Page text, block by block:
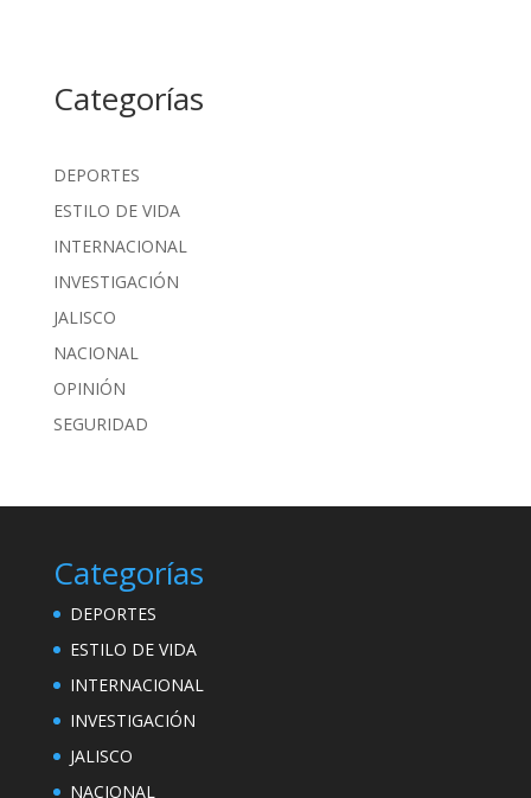
Categorías
DEPORTES
ESTILO DE VIDA
INTERNACIONAL
INVESTIGACIÓN
JALISCO
NACIONAL
OPINIÓN
SEGURIDAD
Categorías
DEPORTES
ESTILO DE VIDA
INTERNACIONAL
INVESTIGACIÓN
JALISCO
NACIONAL